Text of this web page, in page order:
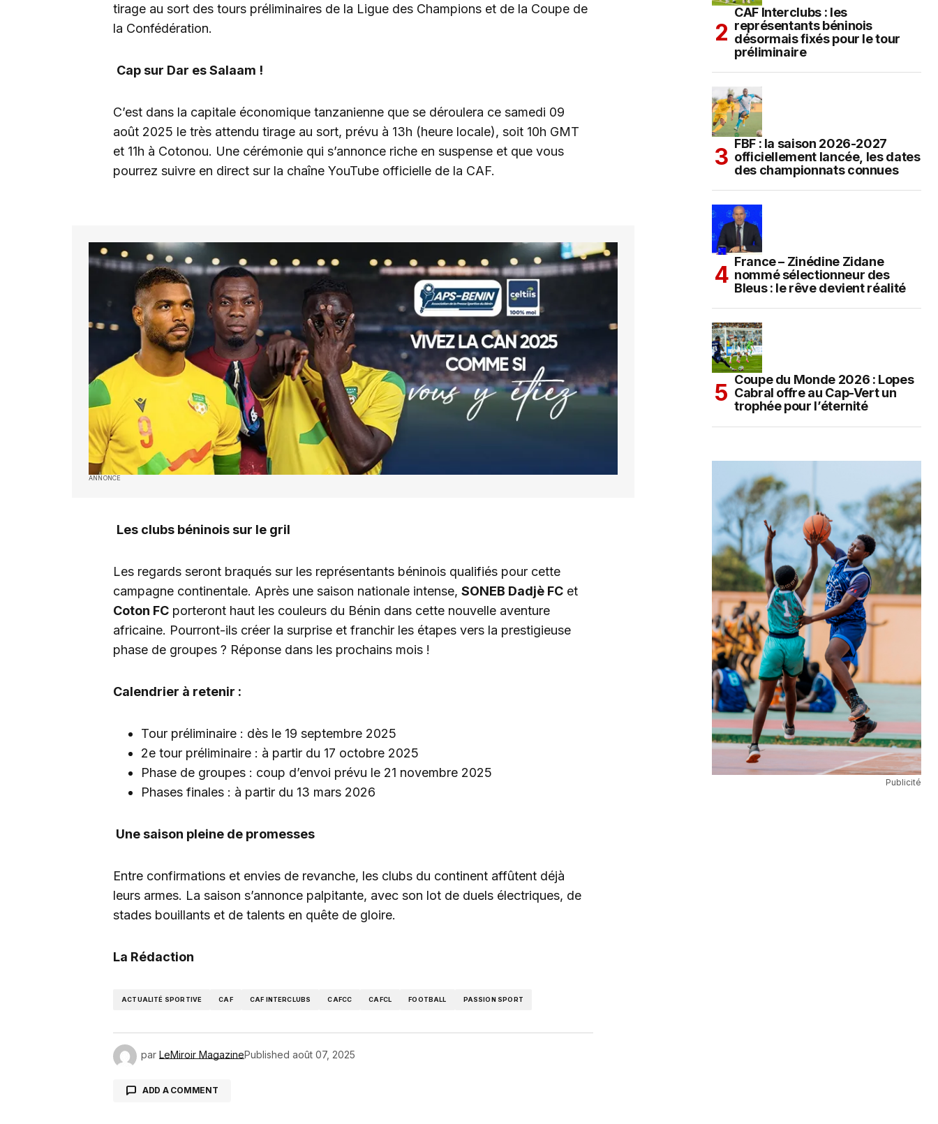
tirage au sort des tours préliminaires de la Ligue des Champions et de la Coupe de
la Confédération.
Cap sur Dar es Salaam !
C’est dans la capitale économique tanzanienne que se déroulera ce samedi 09
août 2025 le très attendu tirage au sort, prévu à 13h (heure locale), soit 10h GMT
et 11h à Cotonou. Une cérémonie qui s’annonce riche en suspense et que vous
pourrez suivre en direct sur la chaîne YouTube officielle de la CAF.
ANNONCE
Les clubs béninois sur le gril
Les regards seront braqués sur les représentants béninois qualifiés pour cette
campagne continentale. Après une saison nationale intense, SONEB Dadjè FC et
Coton FC porteront haut les couleurs du Bénin dans cette nouvelle aventure
africaine. Pourront-ils créer la surprise et franchir les étapes vers la prestigieuse
phase de groupes ? Réponse dans les prochains mois !
Calendrier à retenir :
Tour préliminaire : dès le 19 septembre 2025
2e tour préliminaire : à partir du 17 octobre 2025
Phase de groupes : coup d’envoi prévu le 21 novembre 2025
Phases finales : à partir du 13 mars 2026
Une saison pleine de promesses
Entre confirmations et envies de revanche, les clubs du continent affûtent déjà
leurs armes. La saison s’annonce palpitante, avec son lot de duels électriques, de
stades bouillants et de talents en quête de gloire.
La Rédaction
ACTUALITÉ SPORTIVE CAF CAF INTERCLUBS CAFCC CAFCL FOOTBALL PASSION SPORT
par LeMiroir MagazinePublished août 07, 2025
ADD A COMMENT
CAF Interclubs : les
représentants béninois
désormais fixés pour le tour
préliminaire
FBF : la saison 2026-2027
officiellement lancée, les dates
des championnats connues
France – Zinédine Zidane
nommé sélectionneur des
Bleus : le rêve devient réalité
Coupe du Monde 2026 : Lopes
Cabral offre au Cap-Vert un
trophée pour l’éternité
Publicité